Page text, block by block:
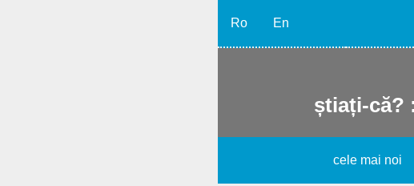
Ro En
știați-că?
cele mai noi